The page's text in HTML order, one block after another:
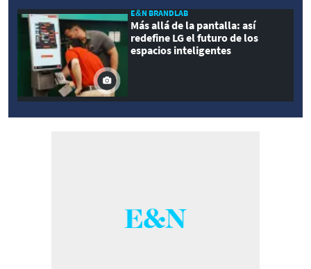
E&N BRANDLAB
Más allá de la pantalla: así
redefine LG el futuro de los
espacios inteligentes